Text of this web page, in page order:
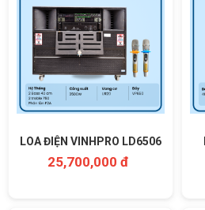
LOA ĐIỆN VINHPRO LD6506
25,700,000 đ